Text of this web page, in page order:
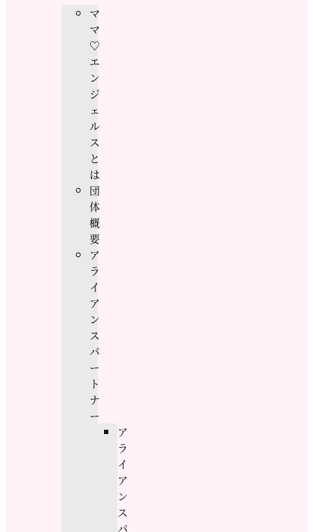
マ
マ
♡
エ
ン
ジ
ェ
ル
ス
と
は
団
体
概
要
ア
ラ
イ
ア
ン
ス
パ
ー
ト
ナ
ー
ア
ラ
イ
ア
ン
ス
パ